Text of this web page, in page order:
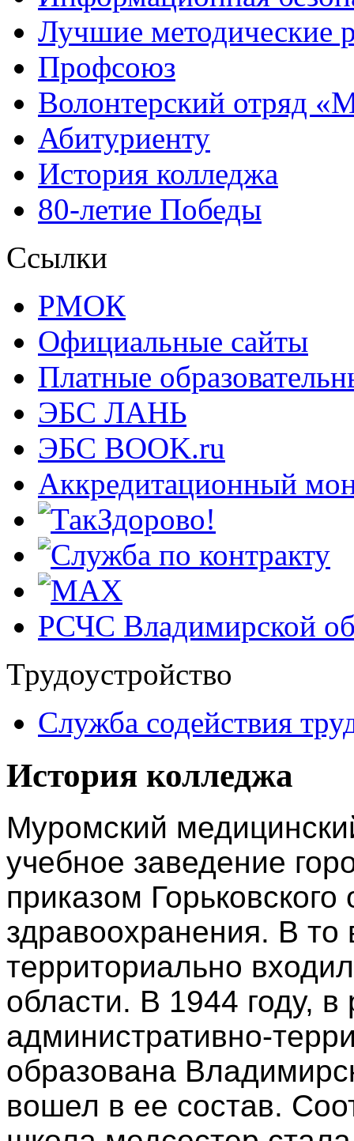
Лучшие методические
Профсоюз
Волонтерский отряд
Абитуриенту
История колледжа
80-летие Победы
Ссылки
РМОК
Официальные сайты
Платные
ЭБС ЛАНЬ
ЭБС BOOK.ru
Аккредитационный
РСЧС Владимирской
Трудоустройство
Cлужба содействия
История колледжа
Муромский
учебное заведение
приказом Горьковского
здравоохранения. В
территориально
области. В 1944 году, в
административно-
образована
вошел в ее состав.